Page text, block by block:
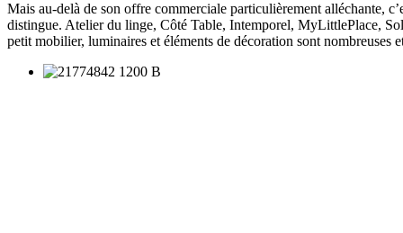
Mais au-delà de son offre commerciale particulièrement alléchante,
distingue. Atelier du linge, Côté Table, Intemporel, MyLittlePlace,
petit mobilier, luminaires et éléments de décoration sont nombreuses